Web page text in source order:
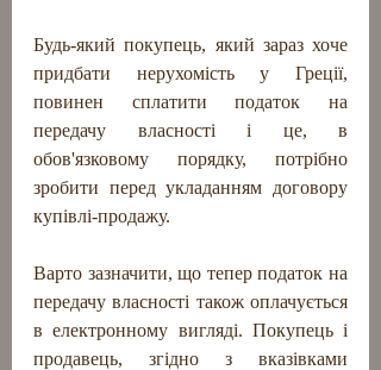
Будь-який покупець, який зараз хоче
придбати нерухомість у Греції,
повинен сплатити податок на
передачу власності і це, в
обов'язковому порядку, потрібно
зробити перед укладанням договору
купівлі-продажу.
Варто зазначити, що тепер податок на
передачу власності також оплачується
в електронному вигляді. Покупець і
продавець, згідно з вказівками